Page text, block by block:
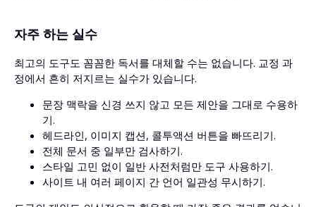
자주 하는 실수
최고의 도구도 꼼꼼한 독서를 대체할 수는 없습니다. 교정 과
정에서 흔히 저지르는 실수가 있습니다.
문장 맥락을 신경 쓰지 않고 모든 제안을 그대로 수용하
기.
헤드라인, 이미지 캡션, 콜투액션 버튼을 빠뜨리기.
전체 문서 중 일부만 검사하기.
스타일 고민 없이 일반 사전처럼만 도구 사용하기.
사이트 내 여러 페이지 간 언어 일관성 무시하기.